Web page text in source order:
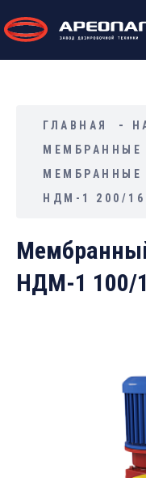
ГЛАВНАЯ
НДМ-1 200/16
НДМ-1 100/